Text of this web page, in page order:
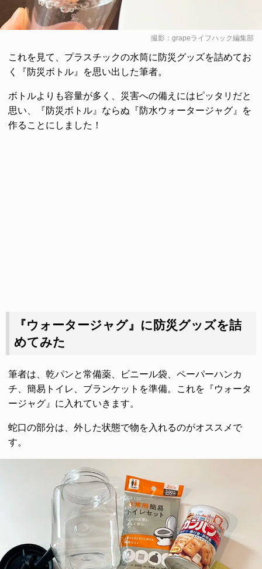
撮影：grapeライフハック編集部
これを見て、プラスチックの水筒に防災グッズを詰めてお
く『防災ボトル』を思い出した筆者。
ボトルよりも容量が多く、災害への備えにはピッタリだと
思い、『防災ボトル』ならぬ『防水ウォータージャグ』を
作ることにしました！
『ウォータージャグ』に防災グッズを詰
めてみた
筆者は、乾パンと常備薬、ビニール袋、ペーパーハンカ
チ、簡易トイレ、ブランケットを準備。これを『ウォータ
ージャグ』に入れていきます。
蛇口の部分は、外した状態で物を入れるのがオススメで
す。